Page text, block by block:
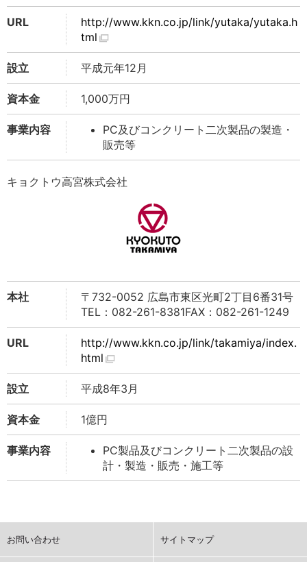
URL
http://www.kkn.co.jp/link/yutaka/yutaka.h
tml
設立 平成元年12月
資本金 1,000万円
事業内容
PC及びコンクリート二次製品の製造・
販売等
キョクトウ高宮株式会社
本社
〒732-0052 広島市東区光町2丁目6番31号
TEL：082-261-8381FAX：082-261-1249
URL
http://www.kkn.co.jp/link/takamiya/index.
html
設立 平成8年3月
資本金 1億円
事業内容
PC製品及びコンクリート二次製品の設
計・製造・販売・施工等
お問い合わせ サイトマップ